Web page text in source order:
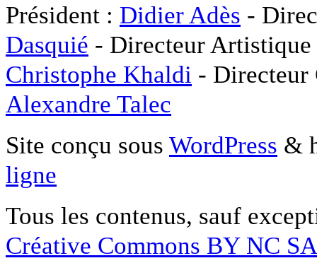
Président : Didier Adès -
Dasquié - Directeur
Christophe Khaldi -
Alexandre Talec
Site conçu sous WordPress &
ligne
Tous les contenus, sauf
Créative Commons BY NC SA